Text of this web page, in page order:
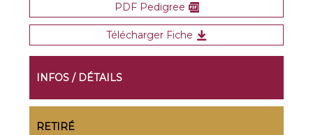
PDF Pedigree
Télécharger Fiche
INFOS / DÉTAILS
RETIRÉ